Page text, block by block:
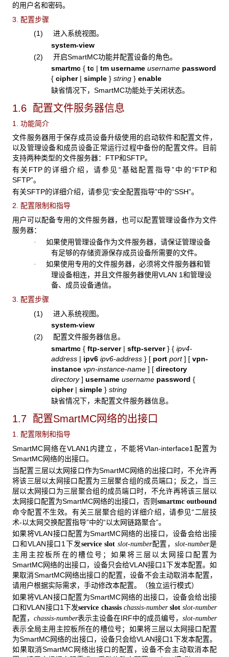
的用户名和密码。
3. 配置步骤
(1) 进入系统视图。
system-view
(2) 开启SmartMC功能并配置设备的角色。
smartmc {tc | tm username usernamepassword
{cipher | simple } string }enable
缺省情况下，SmartMC功能处于关闭状态。
1.6 配置文件服务器信息
1. 功能简介
文件服务器用于保存成员设备升级使用的启动软件和配置文件，
以及管理设备和成员设备正常运行过程中备份的配置文件。目前
支持两种类型的文件服务器：FTP和SFTP。
有关FTP的详细介绍，请参见“基础配置指导”中的“FTP和
SFTP”。
有关SFTP的详细介绍，请参见“安全配置指导”中的“SSH”。
2. 配置限制和指导
用户可以配备专用的文件服务器，也可以配置管理设备作为文件
服务器：
· 如果使用管理设备作为文件服务器，请保证管理设备
有足够的存储资源保存成员设备所需要的文件。
· 如果使用专用的文件服务器，必须将文件服务器和管
理设备相连，并且文件服务器使用VLAN 1和管理设
备、成员设备通信。
3. 配置步骤
(1) 进入系统视图。
system-view
(2) 配置文件服务器信息。
smartmc {ftp-server | sftp-server} { ipv4-
address | ipv6ipv6-address } [ port port] [ vpn-
instance vpn-instance-name ] [ directory
directory ] username username password {
cipher| simple} string
缺省情况下，未配置文件服务器信息。
1.7 配置SmartMC网络的出接口
1. 配置限制和指导
SmartMC网络在VLAN1内建立，不能将Vlan-interface1配置为
SmartMC网络的出接口。
当配置三层以太网接口作为SmartMC网络的出接口时，不允许再
将该三层以太网接口配置为三层聚合组的成员端口；反之，当三
层以太网接口为三层聚合组的成员端口时，不允许再将该三层以
太网接口配置为SmartMC网络的出接口，否则 smartmc outbound
命令配置不生效。有关三层聚合组的详细介绍，请参见“二层技
术-以太网交换配置指导”中的“以太网链路聚合”。
如果将VLAN接口配置为SmartMC网络的出接口，设备会给出接
口和VLAN接口1下发service slot slot-number配置，slot-number是
主用主控板所在的槽位号；如果将三层以太网接口配置为
SmartMC网络的出接口，设备只会给VLAN接口1下发本配置。如
果取消SmartMC网络出接口的配置，设备不会主动取消本配置，
请用户根据实际需求，手动修改本配置。（独立运行模式）
如果将VLAN接口配置为SmartMC网络的出接口，设备会给出接
口和VLAN接口1下发service chassis chassis-number slotslot-number
配置， chassis-number表示主设备在IRF中的成员编号， slot-number
表示全局主用主控板所在的槽位号；如果将三层以太网接口配置
为SmartMC网络的出接口，设备只会给VLAN接口1下发本配置。
如果取消SmartMC网络出接口的配置，设备不会主动取消本配